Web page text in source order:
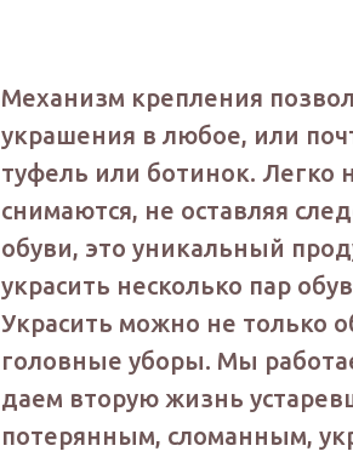
Механизм крепления
украшения в любое, или
туфель или ботинок. Легко
снимаются, не оставляя
обуви, это уникальный
украсить несколько пар
Украсить можно не только
головные уборы. Мы
даем вторую жизнь
потерянным, сломанным,